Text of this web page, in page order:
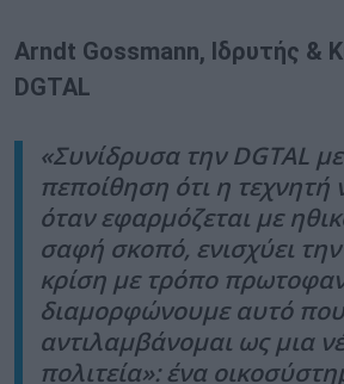
Arndt Gossmann, Ιδρυτής &
DGTAL
«Συνίδρυσα τηνDGTAL
πεποίθηση ότι η
όταν εφαρμόζεται με
σαφή σκοπό, ενισχύει
κρίση με τρόπο
διαμορφώνουμε αυτό που
αντιλαμβάνομαι ως μια
πολιτεία»: ένα